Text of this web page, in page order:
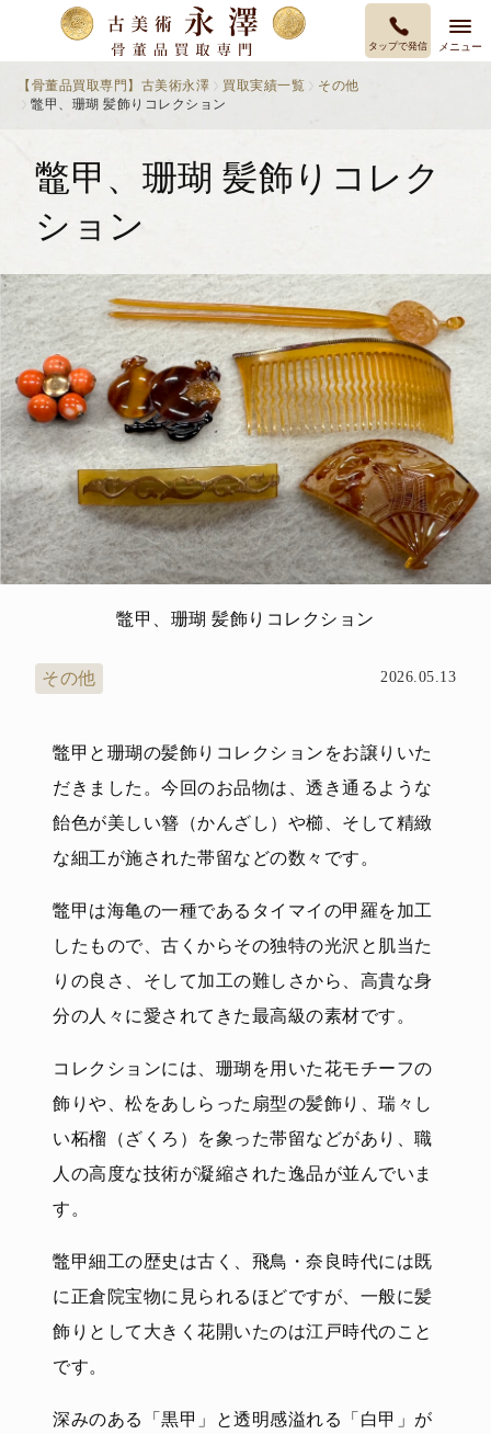
タップで発信 メニュー
【骨董品買取専門】古美術永澤 買取実績一覧
その他
鼈甲、珊瑚 髪飾りコレクション
鼈甲、珊瑚 髪飾りコレク
ション
鼈甲、珊瑚 髪飾りコレクション
その他 2026.05.13
鼈甲と珊瑚の髪飾りコレクションをお譲りいた
だきました。今回のお品物は、透き通るような
飴色が美しい簪（かんざし）や櫛、そして精緻
な細工が施された帯留などの数々です。
鼈甲は海亀の一種であるタイマイの甲羅を加工
したもので、古くからその独特の光沢と肌当た
りの良さ、そして加工の難しさから、高貴な身
分の人々に愛されてきた最高級の素材です。
コレクションには、珊瑚を用いた花モチーフの
飾りや、松をあしらった扇型の髪飾り、瑞々し
い柘榴（ざくろ）を象った帯留などがあり、職
人の高度な技術が凝縮された逸品が並んでいま
す。
鼈甲細工の歴史は古く、飛鳥・奈良時代には既
に正倉院宝物に見られるほどですが、一般に髪
飾りとして大きく花開いたのは江戸時代のこと
です。
深みのある「黒甲」と透明感溢れる「白甲」が